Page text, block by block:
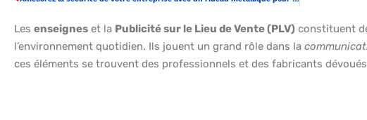
Les enseignes et la Publicité sur le Lieu de Vente (PLV) constituent
l’environnement quotidien. Ils jouent un grand rôle dans la
ces éléments se trouvent des professionnels et des fabricants